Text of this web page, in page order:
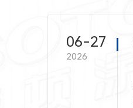
06-27
2026